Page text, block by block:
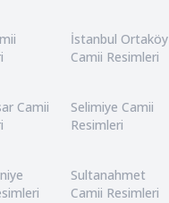
İstanbul Ortaköy
Camii Resimleri
Camii
Selimiye Camii
Resimleri
Sultanahmet
Camii Resimleri